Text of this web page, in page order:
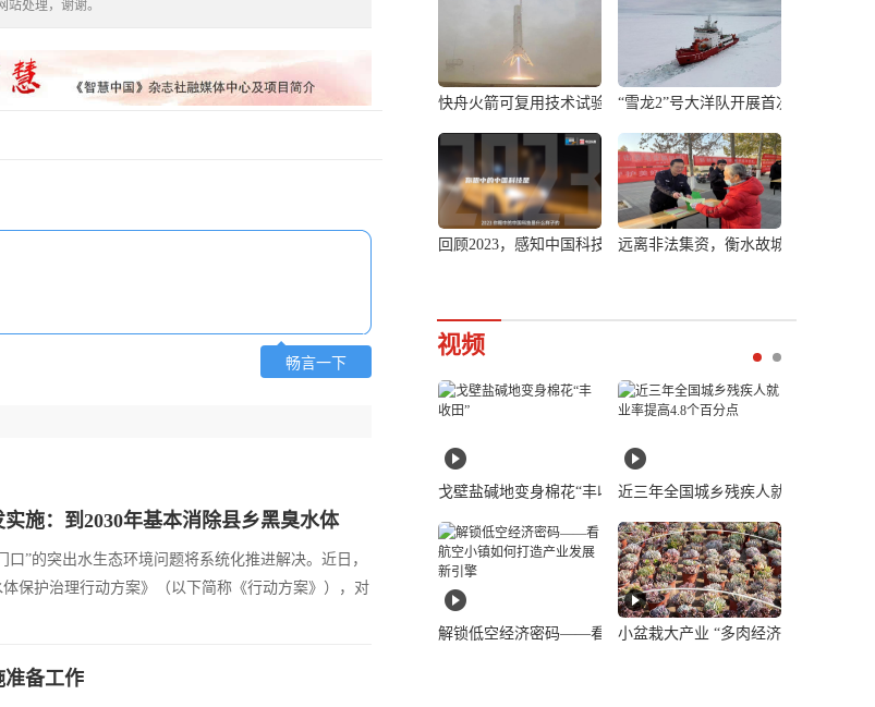
处理，谢谢。
畅言一下
施：到2030年基本消除县乡黑臭水体
”的突出水生态环境问题将系统化推进解决。近日，
保护治理行动方案》（以下简称《行动方案》），对
，为人民群众提供更多优质水生态产品。 《...
准备工作
衡水故城创新模式，开展非法集资宣传我国自研“海经”系统首次执行海外任务
2023·见证｜自豪！这些科技硬实力彰显中国底气
科技创新驱动制造业升级提速
快舟火箭可复用技术试验箭垂直起降试验圆满成功
“雪龙2”号大洋队开展首次考察作业
回顾2023，感知中国科技行业新变化远离非法集资，衡水故城在行动
视频
春节健康指南：为团圆送上一份健康守护
百年古堡何以焕发新光彩？看皇城相府的文旅兴村之路
戈壁盐碱地变身棉花“丰收田”近三年全国城乡残疾人就业率提高4.8
解锁低空经济密码——看航空小镇如何打造产业发展新引擎
小盆栽大产业 “多肉经济”激活老区发